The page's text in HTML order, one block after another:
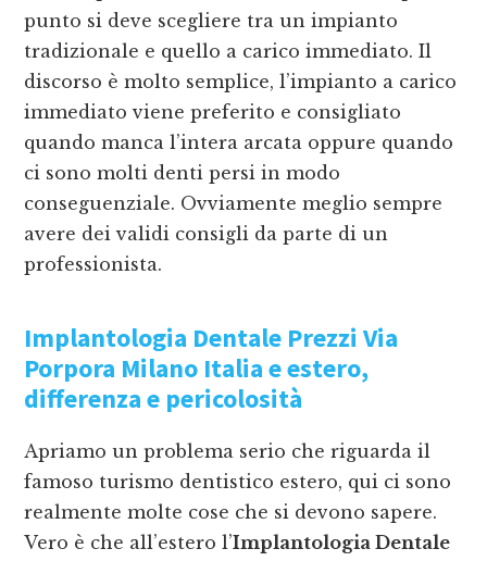
punto si deve scegliere tra un impianto
tradizionale e quello a carico immediato. Il
discorso è molto semplice, l’impianto a carico
immediato viene preferito e consigliato
quando manca l’intera arcata oppure quando
ci sono molti denti persi in modo
conseguenziale. Ovviamente meglio sempre
avere dei validi consigli da parte di un
professionista.
Implantologia Dentale Prezzi Via
Porpora Milano Italia e estero,
differenza e pericolosità
Apriamo un problema serio che riguarda il
famoso turismo dentistico estero, qui ci sono
realmente molte cose che si devono sapere.
Vero è che all’estero l’Implantologia Dentale